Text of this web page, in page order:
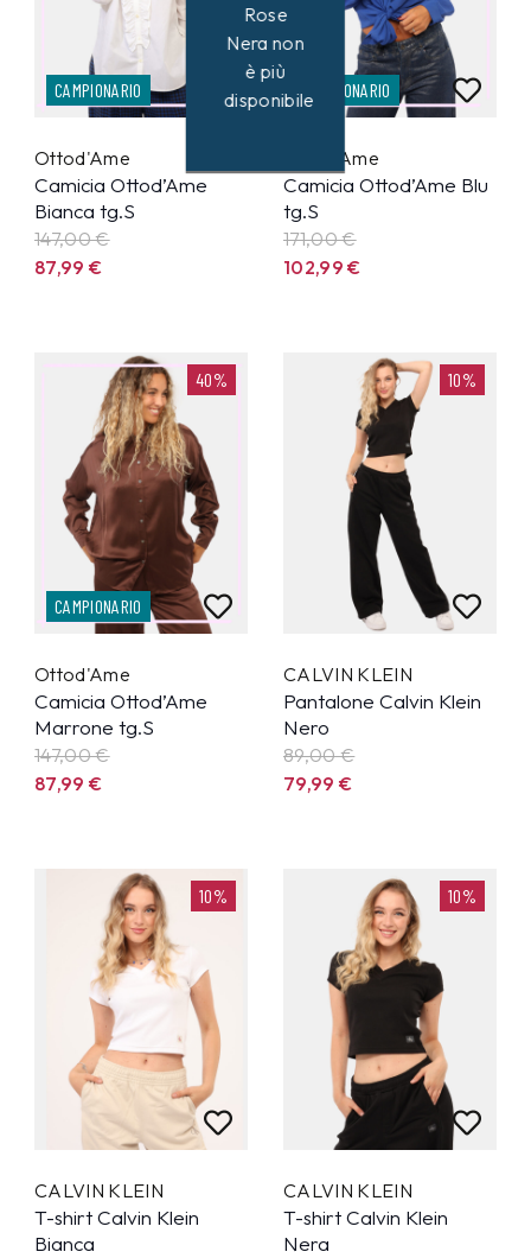
CAMPIONARIO
Ottod'Ame
Camicia Ottod’Ame
Bianca tg.S
147,00 €
87,99€
CAMPIONARIO
Ottod'Ame
Camicia Ottod’Ame Blu
tg.S
171,00 €
102,99€
40%
CAMPIONARIO
Ottod'Ame
Camicia Ottod’Ame
Marrone tg.S
147,00 €
87,99€
10%
CALVIN KLEIN
Pantalone Calvin Klein
Nero
89,00 €
79,99€
10%
CALVIN KLEIN
T-shirt Calvin Klein
Bianca
10%
CALVIN KLEIN
T-shirt Calvin Klein
Nera
Rose
Nera non
è più
disponibile